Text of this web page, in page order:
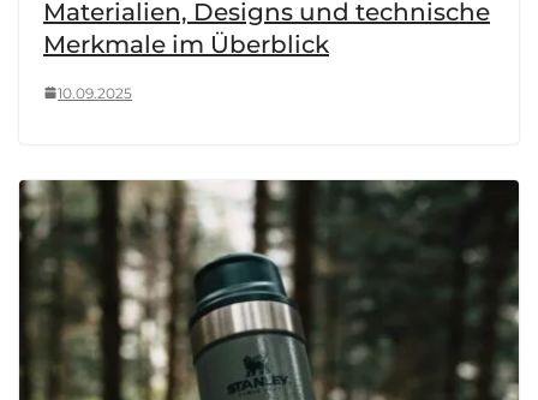
Materialien, Designs und technische
Merkmale im Überblick
10.09.2025